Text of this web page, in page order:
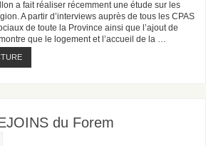
a fait réaliser récemment une étude sur les
A partir d’interviews auprès de tous les CPAS
de toute la Province ainsi que l’ajout de
que le logement et l’accueil de la …
du Forem